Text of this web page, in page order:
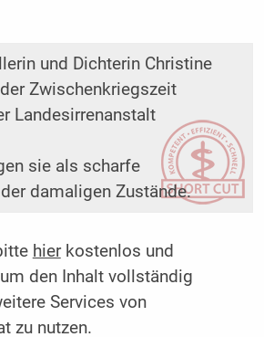
und Dichterin Christine
Zwischenkriegszeit
Landesirrenanstalt
sie als scharfe
damaligen Zustände.
hierkostenlos und
den Inhalt vollständig
Services von
zu nutzen.